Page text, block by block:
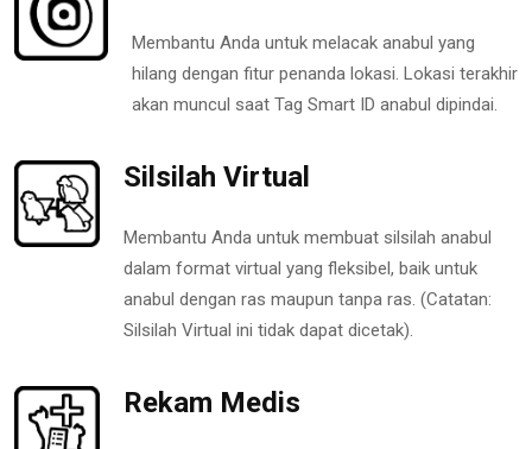
Membantu Anda untuk melacak anabul yang
hilang dengan fitur penanda lokasi. Lokasi terakhir
akan muncul saat Tag Smart ID anabul dipindai.
Silsilah Virtual
Membantu Anda untuk membuat silsilah anabul
dalam format virtual yang fleksibel, baik untuk
anabul dengan ras maupun tanpa ras. (Catatan:
Silsilah Virtual ini tidak dapat dicetak).
Rekam Medis